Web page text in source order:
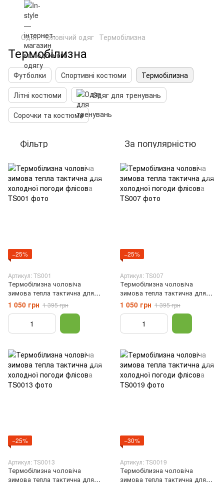
Одяг Чоловічий одяг Термобілизна
Термобілизна
Футболки Спортивні костюми
Термобілизна
Літні костюми
Одяг для тренувань
Сорочки та костюми
Фільтр За популярністю
−25%
Артикул: TS001
Термобілизна чоловіча
зимова тепла тактична для
холодної погоди флісова,
Чорний, S
1 050 грн 1 395 грн
−25%
Артикул: TS007
Термобілизна чоловіча
зимова тепла тактична для
холодної погоди флісова,
Темно-синій, S
1 050 грн 1 395 грн
−25%
Артикул: TS0013
Термобілизна чоловіча
зимова тепла тактична для
−30%
Артикул: TS0019
Термобілизна чоловіча
зимова тепла тактична для